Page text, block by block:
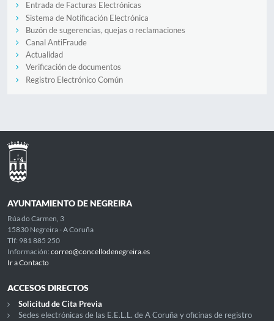
Entrada de Facturas Electrónicas
Sistema de Notificación Electrónica
Buzón de sugerencias, quejas o reclamaciones
Canal AntiFraude
Actualidad
Verificación de documentos
Registro Electrónico Común
AYUNTAMIENTO DE NEGREIRA
Rúa do Carmen, 3
15830 Negreira - A Coruña
Tlf: 981 885 250
Información: correo@concellodenegreira.es
Ir a Contacto
ACCESOS DIRECTOS
Solicitud de Cita Previa
Sedes electrónicas de las E.E.L.L. de A Coruña y oficinas de registro